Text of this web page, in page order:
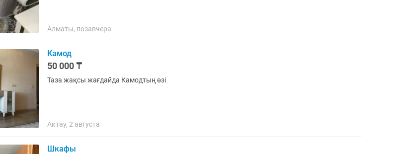
Алматы, позавчера
Камод
50 000 ₸
Таза жақсы жағдайда Камодтың өзі
Актау, 2 августа
Шкафы